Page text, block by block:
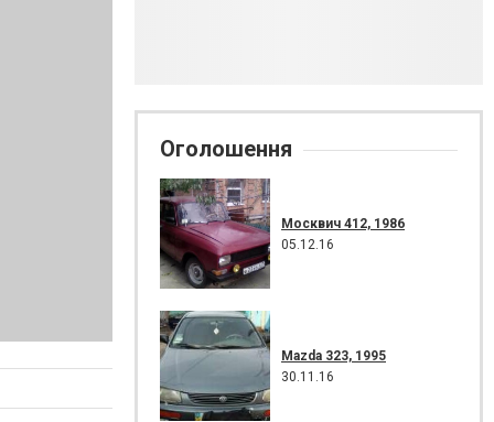
Оголошення
Москвич 412, 1986
05.12.16
Mazda 323, 1995
30.11.16